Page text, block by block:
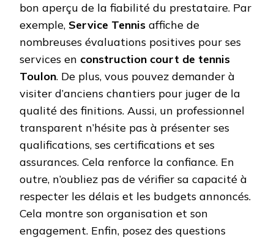
bon aperçu de la fiabilité du prestataire. Par
exemple, Service Tennis affiche de
nombreuses évaluations positives pour ses
services en construction court de tennis
Toulon. De plus, vous pouvez demander à
visiter d’anciens chantiers pour juger de la
qualité des finitions. Aussi, un professionnel
transparent n’hésite pas à présenter ses
qualifications, ses certifications et ses
assurances. Cela renforce la confiance. En
outre, n’oubliez pas de vérifier sa capacité à
respecter les délais et les budgets annoncés.
Cela montre son organisation et son
engagement. Enfin, posez des questions